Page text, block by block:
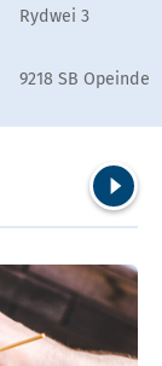
Rydwei 3
9218 SB Opeinde